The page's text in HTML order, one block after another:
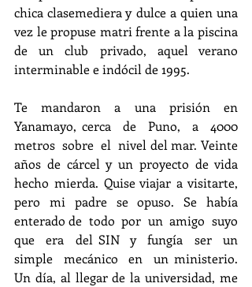
chica clasemediera y dulce a quien una
vez le propuse matri frente a la piscina
de un club privado, aquel verano
interminable e indócil de 1995.
Te  mandaron  a  una  prisión  en
Yanamayo, cerca  de  Puno,  a  4000
metros  sobre  el  nivel del mar. Veinte
años de cárcel y un proyecto de vida
hecho mierda. Quise viajar a visitarte,
pero  mi  padre  se  opuso.  Se  había
enterado de  todo  por  un  amigo  suyo
que  era  del SIN  y  fungía  ser  un
simple  mecánico  en  un ministerio.
Un día, al llegar de la universidad, me